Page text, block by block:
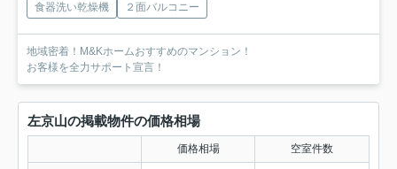
食器洗い乾燥機
２面バルコニー
地域密着！M&Kホームおすすめのマンション！
お客様を全力サポート宣言！
左京山の掲載物件の価格相場
価格相場 空室件数